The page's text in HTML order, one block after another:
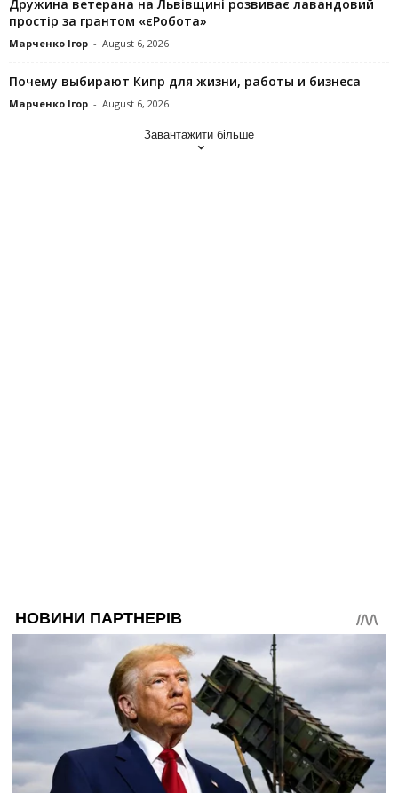
Дружина ветерана на Львівщині розвиває лавандовий
простір за грантом «єРобота»
Марченко Ігор - August 6, 2026
Почему выбирают Кипр для жизни, работы и бизнеса
Марченко Ігор - August 6, 2026
Завантажити більше